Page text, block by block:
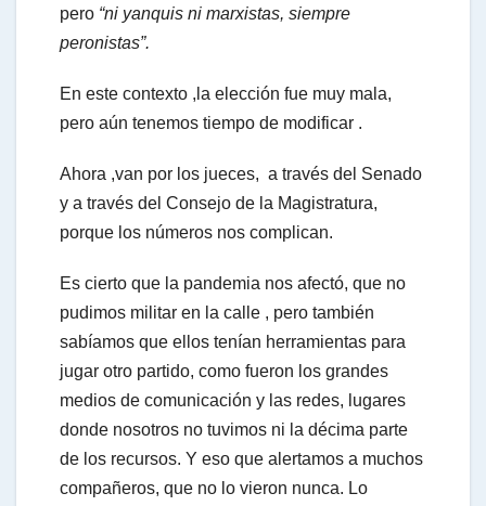
pero “ni yanquis ni marxistas, siempre
peronistas”.
En este contexto ,la elección fue muy mala,
pero aún tenemos tiempo de modificar .
Ahora ,van por los jueces, a través del Senado
y a través del Consejo de la Magistratura,
porque los números nos complican.
Es cierto que la pandemia nos afectó, que no
pudimos militar en la calle , pero también
sabíamos que ellos tenían herramientas para
jugar otro partido, como fueron los grandes
medios de comunicación y las redes, lugares
donde nosotros no tuvimos ni la décima parte
de los recursos. Y eso que alertamos a muchos
compañeros, que no lo vieron nunca. Lo